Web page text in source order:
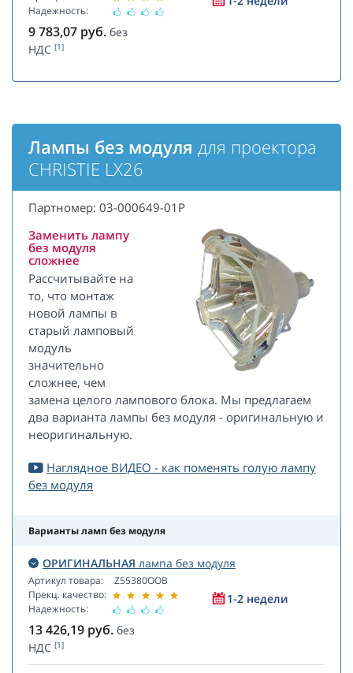
Надежность:
9 783,07 руб. без
НДС [1]
Лампы без модуля для проектора
CHRISTIE LX26
Партномер: 03-000649-01P
Заменить лампу
без модуля
сложнее
Рассчитывайте на
то, что монтаж
новой лампы в
старый ламповый
модуль
значительно
сложнее, чем
замена целого лампового блока. Мы предлагаем
два варианта лампы без модуля - оригинальную и
неоригинальную.
Наглядное ВИДЕО - как поменять голую лампу
без модуля
Варианты ламп без модуля
ОРИГИНАЛЬНАЯ лампа без модуля
Артикул товара:
Прекц. качество:
Надежность:
Z55380OOB
1-2 недели
13 426,19 руб. без
НДС [1]